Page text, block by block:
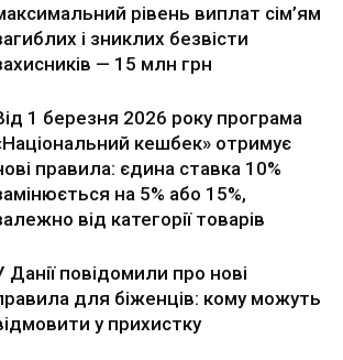
рівень виплат сім’ям
і зниклих безвісти
— 15 млн грн
1 березня 2026 року програма
кешбек» отримує
правила: єдина ставка 10%
на 5% або 15%,
від категорії товарів
Данії повідомили про нові
для біженців: кому можуть
у прихистку